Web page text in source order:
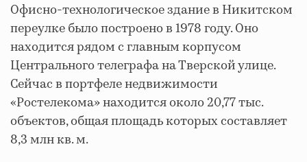
Офисно-технологическое здание в Никитском
переулке было построено в 1978 году. Оно
находится рядом с главным корпусом
Центрального телеграфа на Тверской улице.
Сейчас в портфеле недвижимости
«Ростелекома» находится около 20,77 тыс.
объектов, общая площадь которых составляет
8,3 млн кв. м.